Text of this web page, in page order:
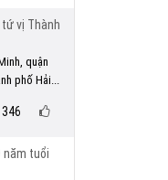
vị Thành
quận
phố Hải...
346
năm tuổi